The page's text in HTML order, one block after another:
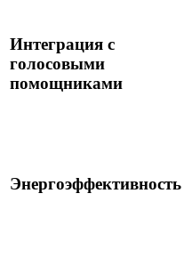
Интеграция с
голосовыми
помощниками
Энергоэффективность